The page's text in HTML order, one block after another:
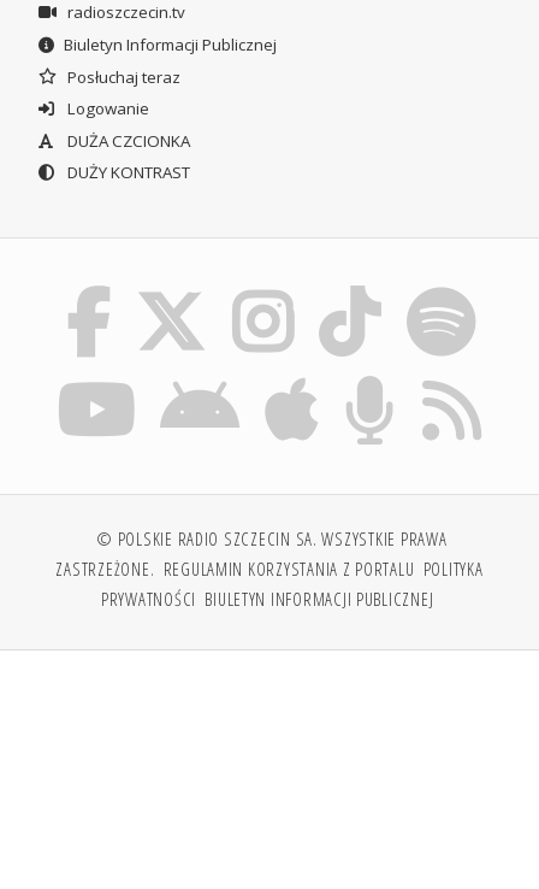
radioszczecin.tv
Biuletyn Informacji Publicznej
Posłuchaj teraz
Logowanie
DUŻA CZCIONKA
DUŻY KONTRAST
© POLSKIE RADIO SZCZECIN SA. WSZYSTKIE PRAWA
ZASTRZEŻONE. REGULAMIN KORZYSTANIA Z PORTALU POLITYKA
PRYWATNOŚCI BIULETYN INFORMACJI PUBLICZNEJ